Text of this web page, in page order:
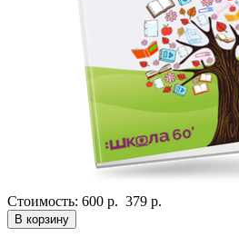
Стоимость: 600 р. 379 р.
В корзину